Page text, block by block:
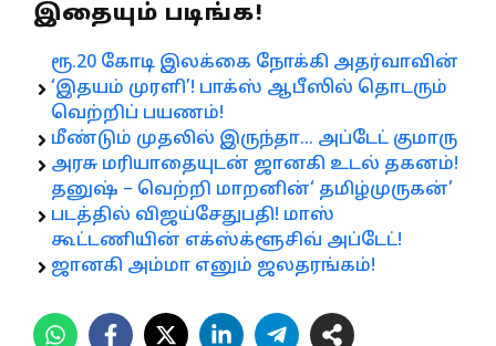
இதையும் படிங்க!
ரூ.20 கோடி இலக்கை நோக்கி அதர்வாவின்
‘இதயம் முரளி’! பாக்ஸ் ஆபீஸில் தொடரும்
வெற்றிப் பயணம்!
மீண்டும் முதலில் இருந்தா… அப்டேட் குமாரு
அரசு மரியாதையுடன் ஜானகி உடல் தகனம்!
தனுஷ் – வெற்றி மாறனின்‘ தமிழ்முருகன்’
படத்தில் விஜய்சேதுபதி! மாஸ்
கூட்டணியின் எக்ஸ்க்ளூசிவ் அப்டேட்!
ஜானகி அம்மா எனும் ஜலதரங்கம்!